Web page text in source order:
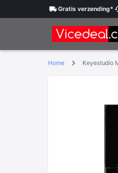
Gratisverzending*
Home Keyestudio